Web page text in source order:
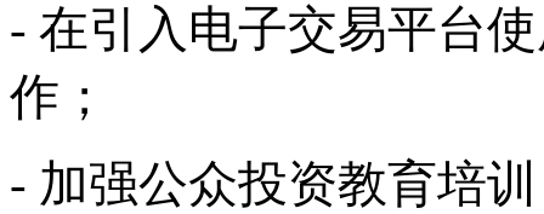
- 在引入电子交易平台
作；
- 加强公众投资教育培